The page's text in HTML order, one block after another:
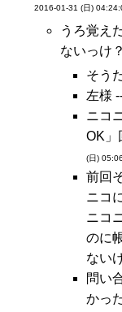
2016-01-31 (日)
うろ覚え
ないっけ
そう
左様
ニコ
OK」
(日)
前回
ニコ
ニコ
のに
ない
問い
かっ